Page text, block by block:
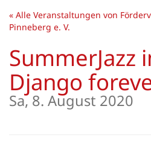
Zum
Haupt-
springen
« Alle Veranstaltungen von
Pinneberg e. V.
SummerJazz
Django
Sa, 8. August 2020